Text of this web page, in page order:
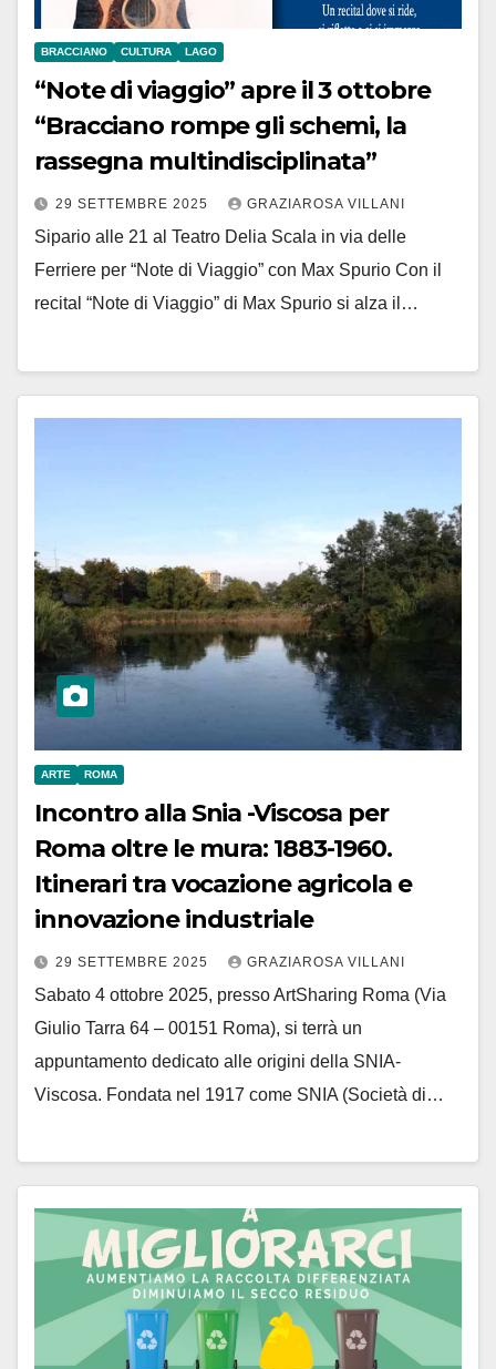
BRACCIANO CULTURA LAGO
“Note di viaggio” apre il 3 ottobre
“Bracciano rompe gli schemi, la
rassegna multindisciplinata”
29 SETTEMBRE 2025 GRAZIAROSA VILLANI
Sipario alle 21 al Teatro Delia Scala in via delle
Ferriere per “Note di Viaggio” con Max Spurio Con il
recital “Note di Viaggio” di Max Spurio si alza il…
ARTE ROMA
Incontro alla Snia -Viscosa per
Roma oltre le mura: 1883-1960.
Itinerari tra vocazione agricola e
innovazione industriale
29 SETTEMBRE 2025 GRAZIAROSA VILLANI
Sabato 4 ottobre 2025, presso ArtSharing Roma (Via
Giulio Tarra 64 – 00151 Roma), si terrà un
appuntamento dedicato alle origini della SNIA-
Viscosa. Fondata nel 1917 come SNIA (Società di…